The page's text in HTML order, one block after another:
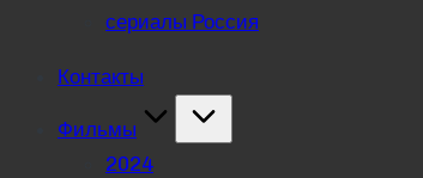
сериалы Россия
Контакты
Фильмы
2024